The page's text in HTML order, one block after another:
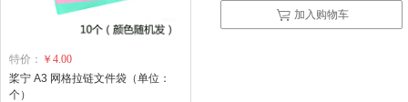
加入购物车
特价： ￥4.00
桨宁 A3 网格拉链文件袋（单位：
个）